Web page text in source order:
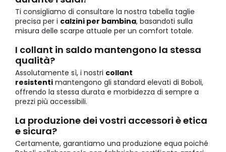
Ti consigliamo di consultare la nostra tabella taglie
precisa per i calzini per bambina, basandoti sulla
misura delle scarpe attuale per un comfort totale.
I collant in saldo mantengono la stessa
qualità?
Assolutamente sì, i nostri collant
resistenti mantengono gli standard elevati di Boboli,
offrendo la stessa durata e morbidezza di sempre a
prezzi più accessibili.
La produzione dei vostri accessori è etica
e sicura?
Certamente, garantiamo una produzione equa poiché